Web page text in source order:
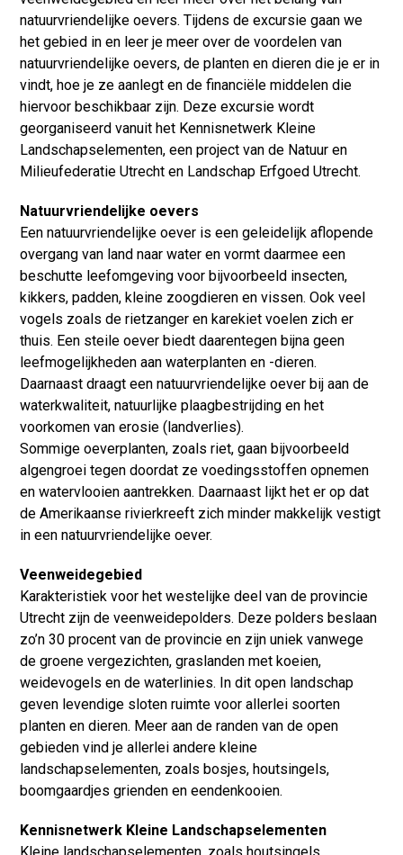
natuurvriendelijke oevers. Tijdens de excursie gaan we
het gebied in en leer je meer over de voordelen van
natuurvriendelijke oevers, de planten en dieren die je er in
vindt, hoe je ze aanlegt en de financiële middelen die
hiervoor beschikbaar zijn. Deze excursie wordt
georganiseerd vanuit het Kennisnetwerk Kleine
Landschapselementen, een project van de Natuur en
Milieufederatie Utrecht en Landschap Erfgoed Utrecht.
Natuurvriendelijke oevers
Een natuurvriendelijke oever is een geleidelijk aflopende
overgang van land naar water en vormt daarmee een
beschutte leefomgeving voor bijvoorbeeld insecten,
kikkers, padden, kleine zoogdieren en vissen. Ook veel
vogels zoals de rietzanger en karekiet voelen zich er
thuis. Een steile oever biedt daarentegen bijna geen
leefmogelijkheden aan waterplanten en -dieren.
Daarnaast draagt een natuurvriendelijke oever bij aan de
waterkwaliteit, natuurlijke plaagbestrijding en het
voorkomen van erosie (landverlies).
Sommige oeverplanten, zoals riet, gaan bijvoorbeeld
algengroei tegen doordat ze voedingsstoffen opnemen
en watervlooien aantrekken. Daarnaast lijkt het er op dat
de Amerikaanse rivierkreeft zich minder makkelijk vestigt
in een natuurvriendelijke oever.
Veenweidegebied
Karakteristiek voor het westelijke deel van de provincie
Utrecht zijn de veenweidepolders. Deze polders beslaan
zo’n 30 procent van de provincie en zijn uniek vanwege
de groene vergezichten, graslanden met koeien,
weidevogels en de waterlinies. In dit open landschap
geven levendige sloten ruimte voor allerlei soorten
planten en dieren. Meer aan de randen van de open
gebieden vind je allerlei andere kleine
landschapselementen, zoals bosjes, houtsingels,
boomgaardjes grienden en eendenkooien.
Kennisnetwerk Kleine Landschapselementen